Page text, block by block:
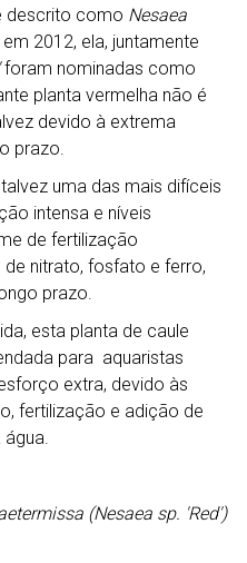
descrito como Nesaea
2012, ela, juntamente
foram nominadas como
planta vermelha não é
devido à extrema
prazo.
uma das mais difíceis
intensa e níveis
de fertilização
nitrato, fosfato e ferro,
prazo.
esta planta de caule
para aquaristas
extra, devido às
fertilização e adição de
água.
(Nesaea sp. 'Red')